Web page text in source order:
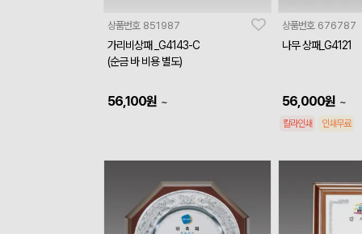
상품번호 851987
가리비상패 _G4143-C
(순금 바 비용 별도)
56,100원 ~
상품번호 676787
나무 상패_G4121
56,000원 ~
칼라인쇄 인쇄무료